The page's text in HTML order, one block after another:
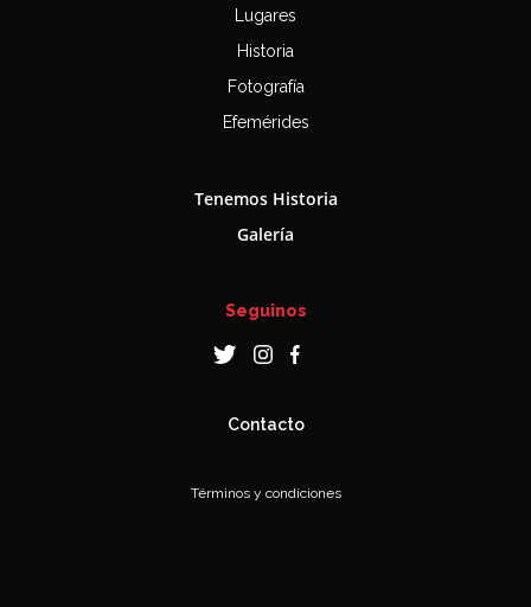
Lugares
Historia
Fotografía
Efemérides
Tenemos Historia
Galería
Seguinos
Contacto
Términos y condiciones